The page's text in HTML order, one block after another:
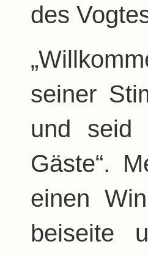
des
seiner
und seid
Gäste“.
einen
beiseite